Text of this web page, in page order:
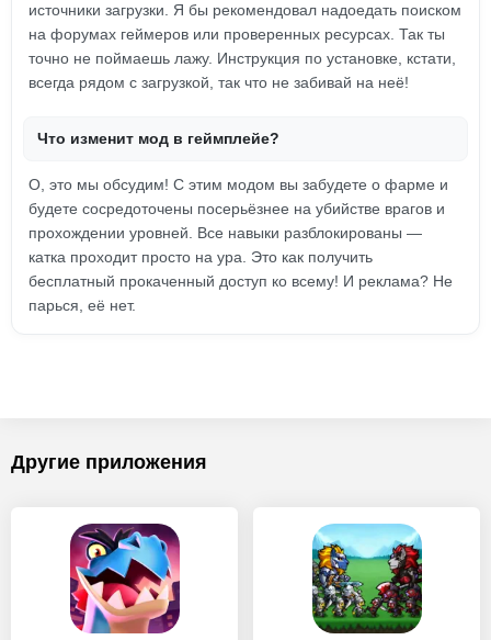
источники загрузки. Я бы рекомендовал надоедать поиском
на форумах геймеров или проверенных ресурсах. Так ты
точно не поймаешь лажу. Инструкция по установке, кстати,
всегда рядом с загрузкой, так что не забивай на неё!
Что изменит мод в геймплейе?
О, это мы обсудим! С этим модом вы забудете о фарме и
будете сосредоточены посерьёзнее на убийстве врагов и
прохождении уровней. Все навыки разблокированы —
катка проходит просто на ура. Это как получить
бесплатный прокаченный доступ ко всему! И реклама? Не
парься, её нет.
Другие приложения